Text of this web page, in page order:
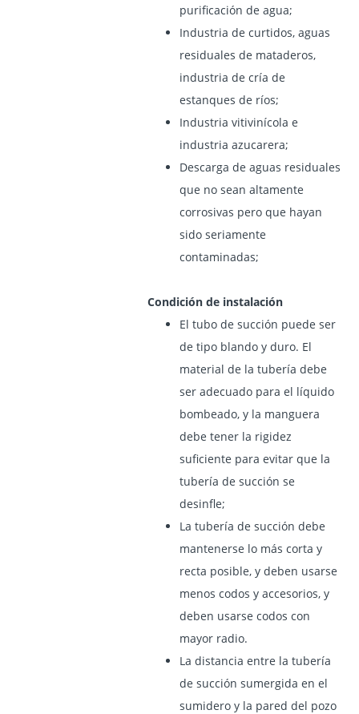
purificación de agua;
Industria de curtidos, aguas
residuales de mataderos,
industria de cría de
estanques de ríos;
Industria vitivinícola e
industria azucarera;
Descarga de aguas residuales
que no sean altamente
corrosivas pero que hayan
sido seriamente
contaminadas;
Condición de instalación
El tubo de succión puede ser
de tipo blando y duro. El
material de la tubería debe
ser adecuado para el líquido
bombeado, y la manguera
debe tener la rigidez
suficiente para evitar que la
tubería de succión se
desinfle;
La tubería de succión debe
mantenerse lo más corta y
recta posible, y deben usarse
menos codos y accesorios, y
deben usarse codos con
mayor radio.
La distancia entre la tubería
de succión sumergida en el
sumidero y la pared del pozo